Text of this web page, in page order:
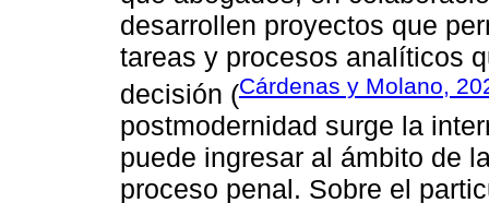
desarrollen proyectos que
tareas y procesos analíticos
decisión (Cárdenas y Molano,
postmodernidad surge la
puede ingresar al ámbito de
proceso penal. Sobre el